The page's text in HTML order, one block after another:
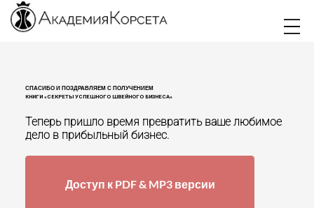
СПАСИБО И ПОЗДРАВЛЯЕМ С ПОЛУЧЕНИЕМ
КНИГИ «СЕКРЕТЫ УСПЕШНОГО ШВЕЙНОГО БИЗНЕСА»
Теперь пришло время превратить ваше любимое
дело в прибыльный бизнес.
Доступ к PDF & MP3 версии